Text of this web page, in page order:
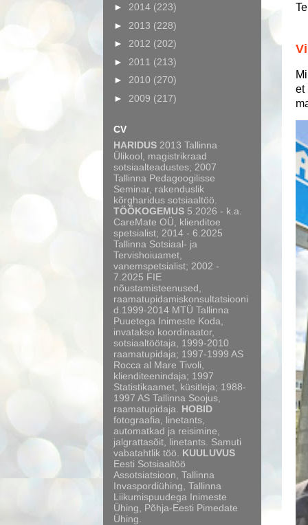
et
► 2014 (223)
► 2013 (228)
► 2012 (202)
► 2011 (213)
► 2010 (270)
► 2009 (217)
CV
HARIDUS 2013 Tallinna
Ülikool, magistrikraad
sotsiaalteadustes; 2007
Tallinna Pedagoogilisse
Seminar, rakenduslik
kõrgharidus sotsiaaltöö.
TÖÖKOGEMUS 5.2026 - k.a.
CareMate OÜ, klienditoe
spetsialist; 2014 - 6.2025
Tallinna Sotsiaal- ja
Tervishoiuamet,
vanemspetsialist; 2002 -
7.2025 FIE
nõustamisteenused,
raamatupidamiskonsultatsiooni
d.1999-2014 MTÜ Tallinna
Puuetega Inimeste Koda,
invatakso koordinaator,
sotsiaaltöötaja, 1999-2010
raamatupidaja; 1997-1999 AS
Rocca al Mare Tivoli,
klienditeenindaja; 1997
Statistikaamet, küsitleja; 1988-
1997 AS Tallinna Soojus,
raamatupidaja. HOBID
fotograafia, linetants,
automatkad ja reisimine,
jalgrattasõit, linetants. Samuti
vabatahtlik töö. KUULUVUS
Eesti Sotsiaaltöö
Assotsiatsioon, Tallinna
Invaspordiühing, Tallinna
Liikumispuudega Inimeste
Ühing, Põhja-Eesti Pimedate
Ühing.